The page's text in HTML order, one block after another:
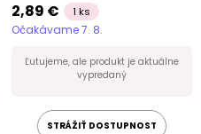
2,89 € 1 ks
Očakávame 7. 8.
Ľutujeme, ale produkt je aktuálne
vypredaný
STRÁŽIŤ DOSTUPNOST